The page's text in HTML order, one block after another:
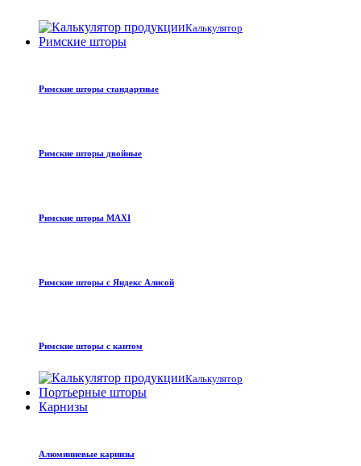
Калькулятор
Римские шторы
Римские шторы стандартные
Римские шторы двойные
Римские шторы MAXI
Римские шторы с Яндекс Алисой
Римские шторы с кантом
Калькулятор
Портьерные шторы
Карнизы
Алюминиевые карнизы